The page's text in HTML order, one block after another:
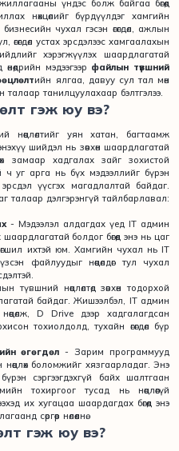
үндэс болж байгаа бөгөөд
нөхцөлийг бүрдүүлдэг хамгийн
чухал гэсэн өгөгдөл, ажлын
устах эрсдэлээс хамгаалахын
хэрэгжүүлэх шаардлагатай
мэдээгээр файлын түвшний
ийн ялгаа, давуу сул тал мөн
талаар танилцуулахаар бэлтгэлээ.
гэж юу вэ?
уян хатан, багтаамж
шийдэл нь зөвхөн шаардлагатай
замаар хадгалах зайг зохистой
уг арга нь бүх мэдээллийг бүрэн
үүсгэх магадлалтай байдаг.
талаар дэлгэрэнгүй тайлбарлавал:
- Мэдээлэл алдагдах үед IT админ
болдог бөгөөд энэ нь цаг
ихтэй юм. Хамгийн чухал нь IT
файлуудыг нөөцөлдөг тул чухал
түвшний нөөцлөлтөд зөвхөн тодорхой
байдаг. Жишээлбэл, IT админ
D Drive дээр хадгалагдсан
тохиолдолд, тухайн өгөгдөл бүр
өгөгдөл - Зарим программууд
нөөцлөх боломжийг хязгаарладаг. Энэ
сэргээгдэхгүй байх шалтгаан
тохиргоог тусад нь нөөцлөөгүй
их хугацаа шаардагдах бөгөөд энэ
сөргөөр нөлөөлнө.
гэж юу вэ?